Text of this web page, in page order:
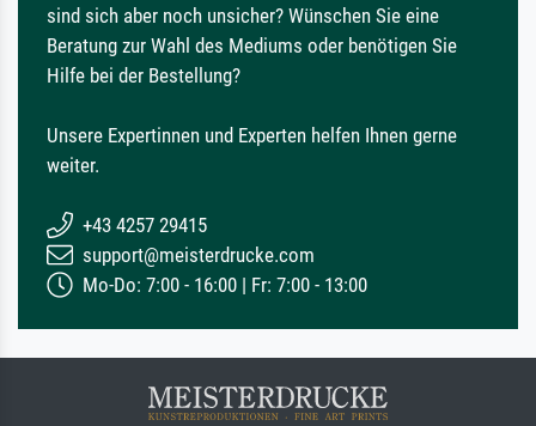
sind sich aber noch unsicher? Wünschen Sie eine
Beratung zur Wahl des Mediums oder benötigen Sie
Hilfe bei der Bestellung?
Unsere Expertinnen und Experten helfen Ihnen gerne
weiter.
+43 4257 29415
support@meisterdrucke.com
Mo-Do: 7:00 - 16:00 | Fr: 7:00 - 13:00